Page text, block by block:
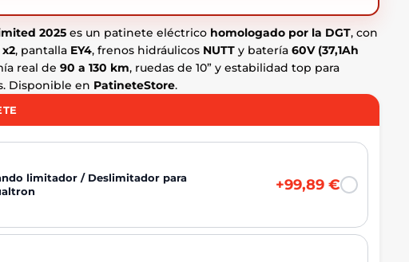
2025 es un patinete eléctrico homologado por la DGT, con
, pantalla EY4, frenos hidráulicos NUTT y batería 60V (37,1Ah
real de 90 a 130 km, ruedas de 10” y estabilidad top para
Disponible en PatineteStore.
limitador / Deslimitador para
+99,89 €